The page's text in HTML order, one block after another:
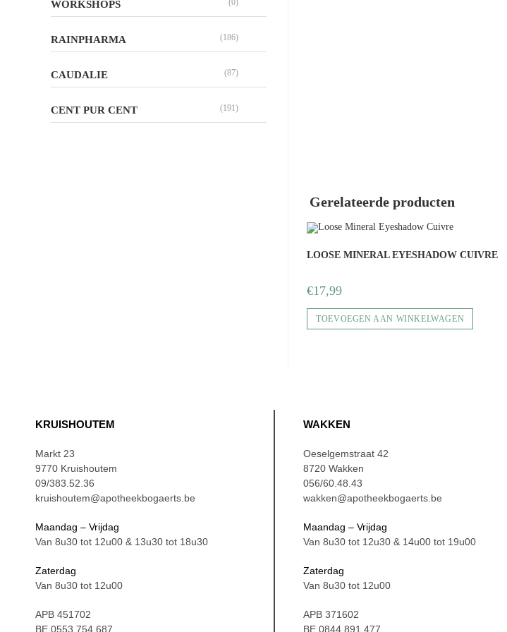
Gerelateerde producten
LOOSE MINERAL EYESHADOW CUIVRE
€17,99
TOEVOEGEN AAN WINKELWAGEN
WORKSHOPS (0)
RAINPHARMA (186)
CAUDALIE (87)
CENT PUR CENT (191)
KRUISHOUTEM
Markt 23
9770 Kruishoutem
09/383.52.36
kruishoutem@apotheekbogaerts.be
Maandag – Vrijdag
Van 8u30 tot 12u00 & 13u30 tot 18u30
Zaterdag
Van 8u30 tot 12u00
APB 451702
BE 0553.754.687
WAKKEN
Oeselgemstraat 42
8720 Wakken
056/60.48.43
wakken@apotheekbogaerts.be
Maandag – Vrijdag
Van 8u30 tot 12u30 & 14u00 tot 19u00
Zaterdag
Van 8u30 tot 12u00
APB 371602
BE 0844.891.477